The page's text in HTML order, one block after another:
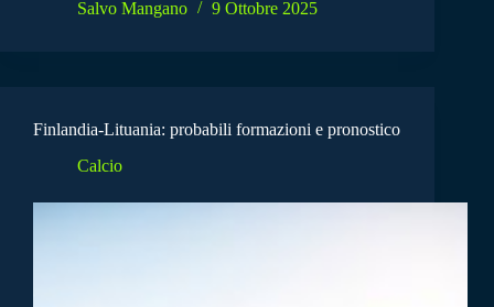
Salvo Mangano
9 Ottobre 2025
Finlandia-Lituania: probabili formazioni e pronostico
Calcio